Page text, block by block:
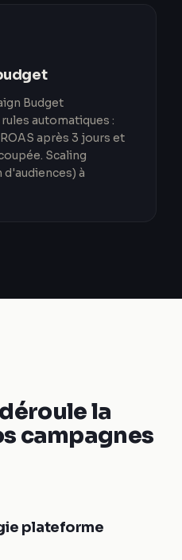
Budget
automatiques :
après 3 jours et
Scaling
à
la
campagnes
plateforme